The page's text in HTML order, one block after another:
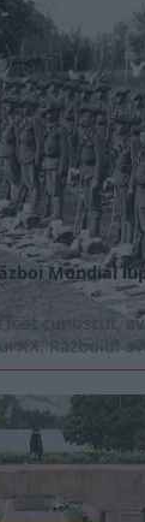
Mondial
cunoscut,
XX. Războiul